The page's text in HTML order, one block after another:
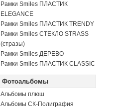
Рамки Smiles ПЛАСТИК
ELEGANCE
Рамки Smiles ПЛАСТИК TRENDY
Рамки Smiles СТЕКЛО STRASS
(стразы)
Рамки Smiles ДЕРЕВО
Рамки Smiles ПЛАСТИК CLASSIC
Фотоальбомы
Альбомы плюш
Альбомы СК-Полиграфия